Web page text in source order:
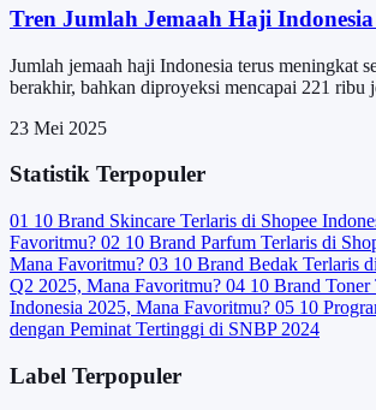
Tren Jumlah Jemaah Haji Indonesia
Jumlah jemaah haji Indonesia terus meningkat
berakhir, bahkan diproyeksi mencapai 221 ribu
23 Mei 2025
Statistik Terpopuler
01 10 Brand Skincare Terlaris di Shopee
Favoritmu? 02 10 Brand Parfum Terlaris di
Mana Favoritmu? 03 10 Brand Bedak Terlaris
Q2 2025, Mana Favoritmu? 04 10 Brand Toner
Indonesia 2025, Mana Favoritmu? 05 10
dengan Peminat Tertinggi di SNBP 2024
Label Terpopuler